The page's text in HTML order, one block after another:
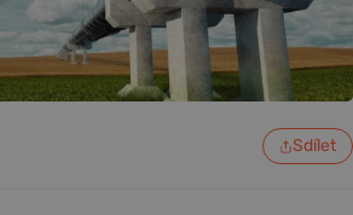
Sdílet